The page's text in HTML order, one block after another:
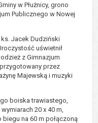
w Płużnicy, grono
Publicznego w Nowej
Jacek Dudziński
uświetnił
z Gimnazjum
przez
Majewską i muzyki
boiska trawiastego,
20 x 40 m,
na 60 m połączoną